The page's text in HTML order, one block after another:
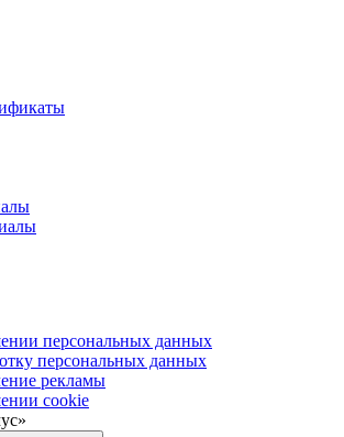
персональных данных
персональных данных
рекламы
cookie